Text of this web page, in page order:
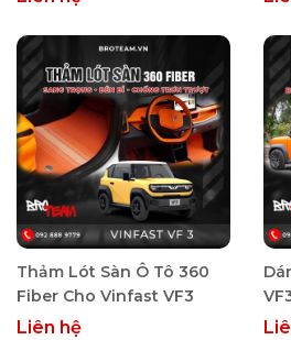
Thảm Lót Sàn Ô Tô 360
Fiber Cho Vinfast VF3
Liên hệ